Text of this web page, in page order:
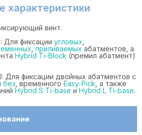
характеристики
винт.
Для фиксации угловых
приливаемыхабатментов, а
Hybrid Ti-Block (премил абатмент)
Для фиксации двойных абатментов с
без , временного Easy-Pick , а также
Hybrid S Ti-base и Hybrid L Ti-base.